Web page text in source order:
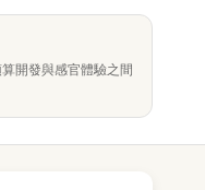
開發與感官體驗之間